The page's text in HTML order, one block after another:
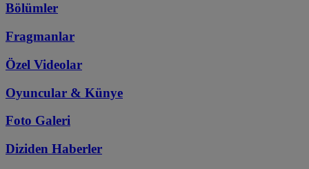
Bölümler
Fragmanlar
Özel Videolar
Oyuncular & Künye
Foto Galeri
Diziden Haberler